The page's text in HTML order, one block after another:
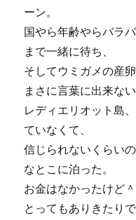
ーン。
国やら年齢やらバラ
まで一緒に待ち、
そしてウミガメの産
まさに言葉に出来な
レディエリオット島
ていなくて、
信じられないくらい
なとこに泊った。
お金はなかったけど
とってもありきたり